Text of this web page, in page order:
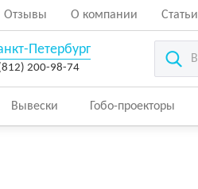
Отзывы О компании Статьи
Петербург
200-98-74
Вывески Гобо-проекторы